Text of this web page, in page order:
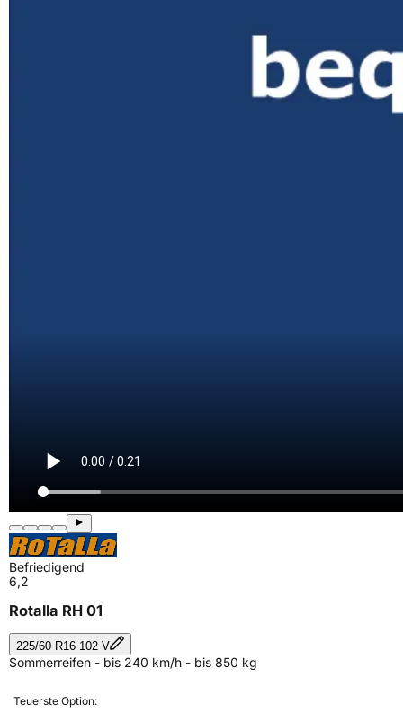
Befriedigend
6,2
Rotalla RH 01
225/60 R16 102 V
Sommerreifen - bis 240 km/h - bis 850 kg
Teuerste Option: